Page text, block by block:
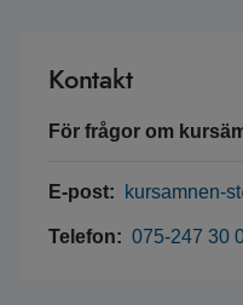
Kontakt
För frågor om
E-post: kursamnen-
Telefon: 075-247 30